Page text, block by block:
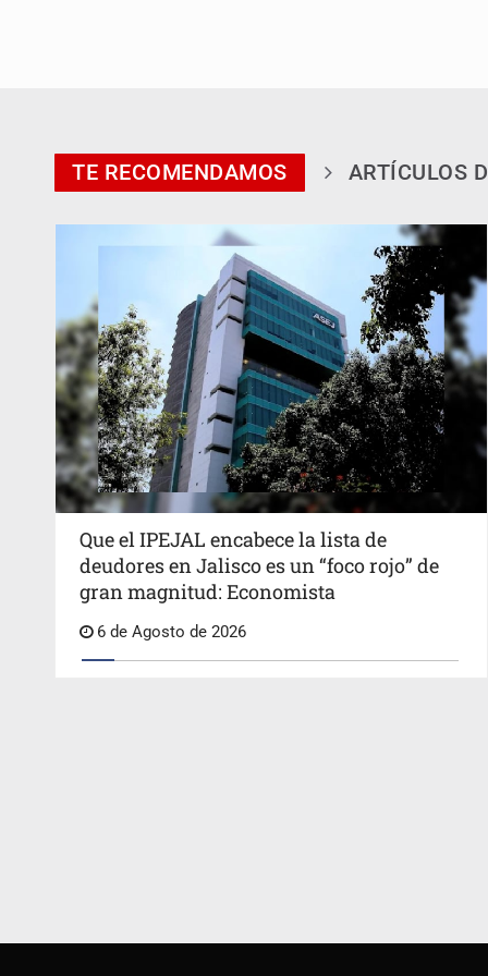
TE RECOMENDAMOS ARTÍCULOS
Que el IPEJAL encabece la lista de
deudores en Jalisco es un “foco rojo” de
gran magnitud: Economista
6 de Agosto de 2026